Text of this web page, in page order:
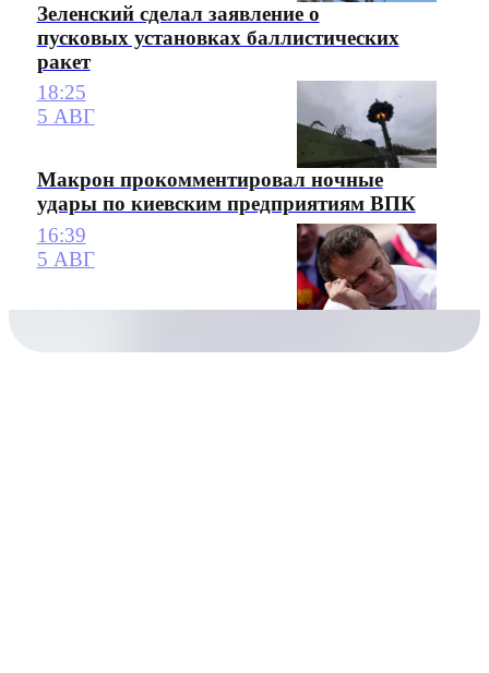
Зеленский сделал заявление о
пусковых установках баллистических
ракет
18:25
5 АВГ
Макрон прокомментировал ночные
удары по киевским предприятиям ВПК
16:39
5 АВГ